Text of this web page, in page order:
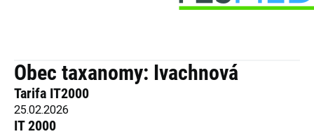
Obec taxanomy: Ivachnová
Tarifa IT2000
25.02.2026
IT 2000